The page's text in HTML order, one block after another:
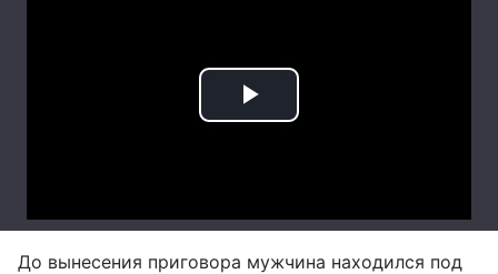
До вынесения приговора мужчина находился под